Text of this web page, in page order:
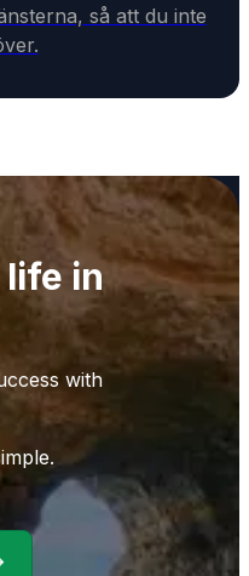
så att du inte
in
with